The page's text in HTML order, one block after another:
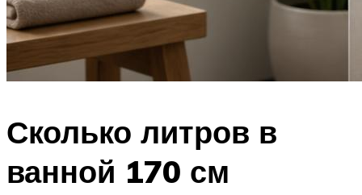
Сколько литров в
ванной 170 см